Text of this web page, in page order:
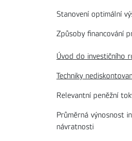
Stanovení optimální
Způsoby financování
Úvod do investičního
Techniky
Relevantní peněžní
Průměrná výnosnost
návratnosti